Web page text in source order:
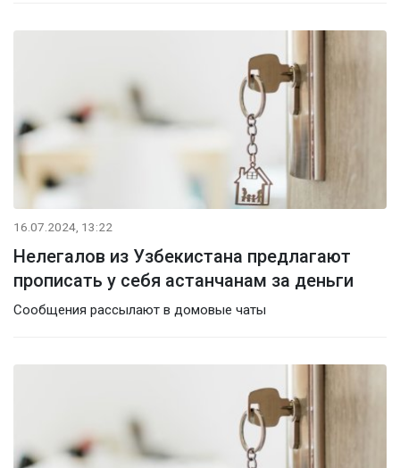
16.07.2024, 13:22
Нелегалов из Узбекистана предлагают
прописать у себя астанчанам за деньги
Сообщения рассылают в домовые чаты